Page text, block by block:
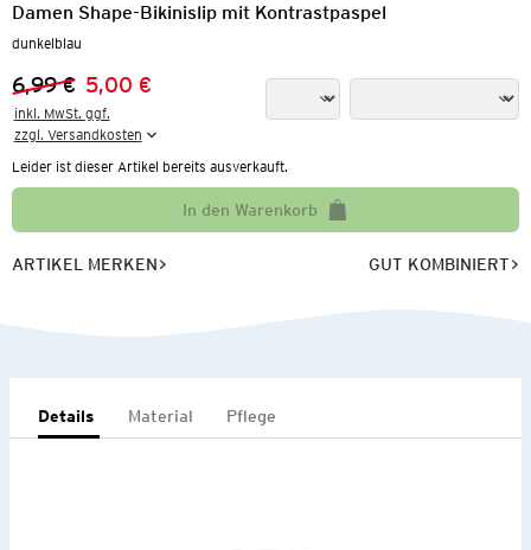
Damen Shape-Bikinislip mit Kontrastpaspel
dunkelblau
Vorheriger Preis:
6,99 €
Neuer Preis:
5,00 €
inkl. MwSt. ggf.
zzgl. Versandkosten
Leider ist dieser Artikel bereits ausverkauft.
In den Warenkorb
ARTIKEL MERKEN GUT KOMBINIERT
Details Material Pflege